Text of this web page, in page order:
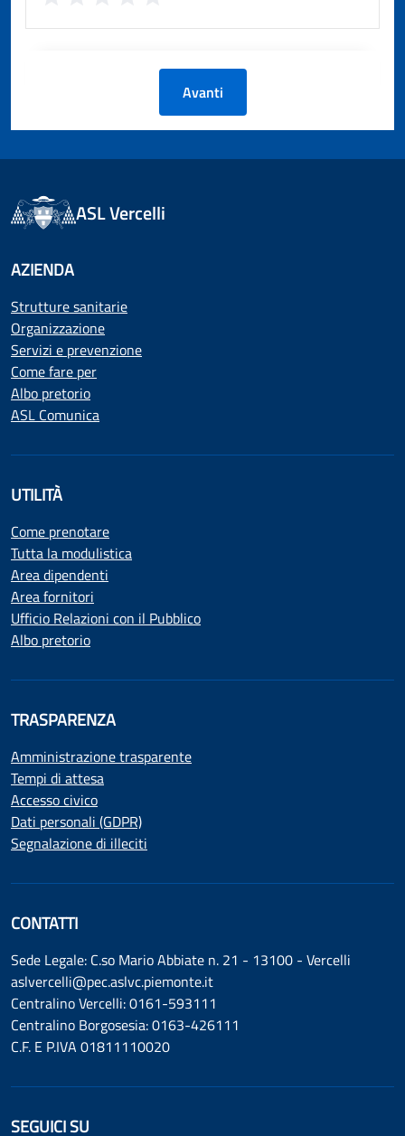
Avanti
ASL Vercelli
AZIENDA
Strutture sanitarie
Organizzazione
Servizi e prevenzione
Come fare per
Albo pretorio
ASL Comunica
UTILITÀ
Come prenotare
Tutta la modulistica
Area dipendenti
Area fornitori
Ufficio Relazioni con il Pubblico
Albo pretorio
TRASPARENZA
Amministrazione trasparente
Tempi di attesa
Accesso civico
Dati personali (GDPR)
Segnalazione di illeciti
CONTATTI
Sede Legale: C.so Mario Abbiate n. 21 - 13100 - Vercelli
aslvercelli@pec.aslvc.piemonte.it
Centralino Vercelli: 0161-593111
Centralino Borgosesia: 0163-426111
C.F. E P.IVA 01811110020
SEGUICI SU